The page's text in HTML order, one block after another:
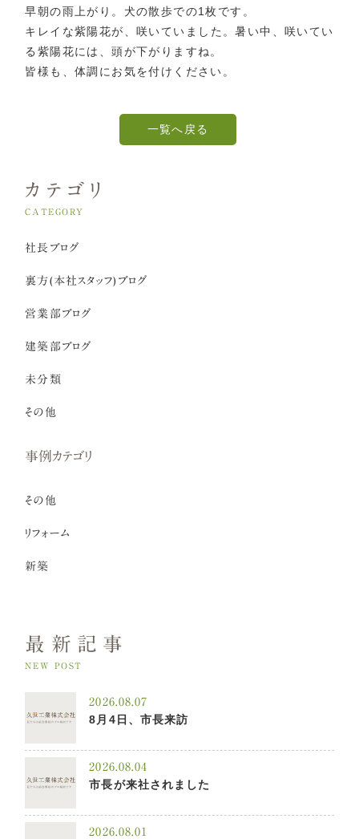
早朝の雨上がり。犬の散歩での1枚です。
キレイな紫陽花が、咲いていました。暑い中、咲いてい
る紫陽花には、頭が下がりますね。
皆様も、体調にお気を付けください。
一覧へ戻る
カテゴリ
CATEGORY
社長ブログ
裏方(本社スタッフ)ブログ
営業部ブログ
建築部ブログ
未分類
その他
事例カテゴリ
その他
リフォーム
新築
最新記事
NEW POST
2026.08.07
8月4日、市長来訪
2026.08.04
市長が来社されました
2026.08.01